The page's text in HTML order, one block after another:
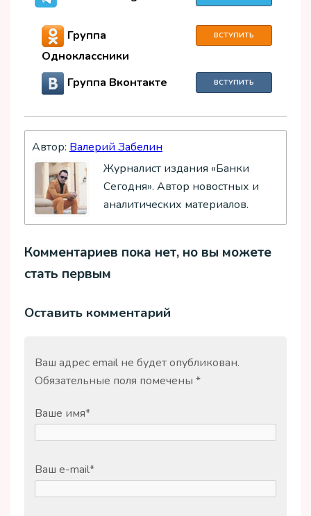
Группа
Одноклассники
ВСТУПИТЬ
Группа Вконтакте ВСТУПИТЬ
Автор: Валерий Забелин
Журналист издания «Банки
Сегодня». Автор новостных и
аналитических материалов.
Комментариев пока нет, но вы можете
стать первым
Оставить комментарий
Ваш адрес email не будет опубликован.
Обязательные поля помечены *
Ваше имя*
Ваш e-mail*